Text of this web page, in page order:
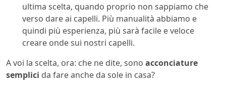
ultima scelta, quando proprio non sappiamo che
verso dare ai capelli. Più manualità abbiamo e
quindi più esperienza, più sarà facile e veloce
creare onde sui nostri capelli.
A voi la scelta, ora: che ne dite, sono acconciature
semplici da fare anche da sole in casa?